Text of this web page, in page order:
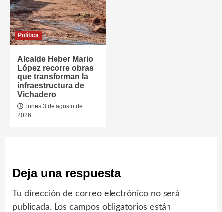
Política
Alcalde Heber Mario
López recorre obras
que transforman la
infraestructura de
Vichadero
lunes 3 de agosto de
2026
Deja una respuesta
Tu dirección de correo electrónico no será
publicada. Los campos obligatorios están